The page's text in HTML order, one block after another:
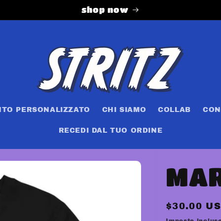
shop now
PERSONALIZZATO CHI SIAMO COLLAB
RECEDI DAL TUO ORDINE
Prezzo
$30.00